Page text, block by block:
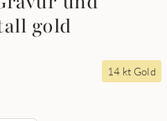
gold
14 kt Gold